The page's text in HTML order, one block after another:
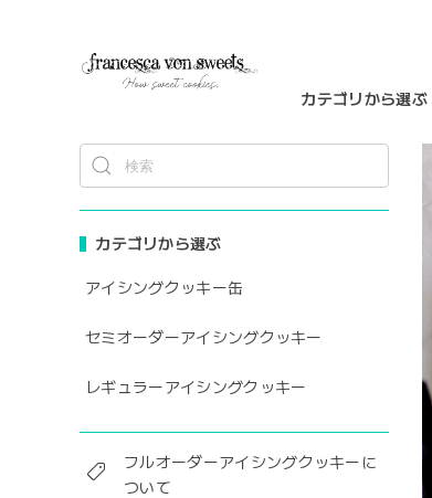
カテゴリから選ぶ
カテゴリから選ぶ
アイシングクッキー缶
セミオーダーアイシングクッキー
レギュラーアイシングクッキー
フルオーダーアイシングクッキーに
ついて